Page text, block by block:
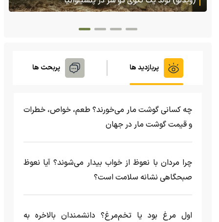
پربازدید ها پربحث ها
چه کسانی گوشت مار می‌خورند؟ طعم، خواص، خطرات
و قیمت گوشت مار در جهان
چرا مردان با نعوظ از خواب بیدار می‌شوند؟ آیا نعوظ
صبحگاهی نشانه سلامت است؟
اول مرغ بود یا تخم‌مرغ؟ دانشمندان بالاخره به